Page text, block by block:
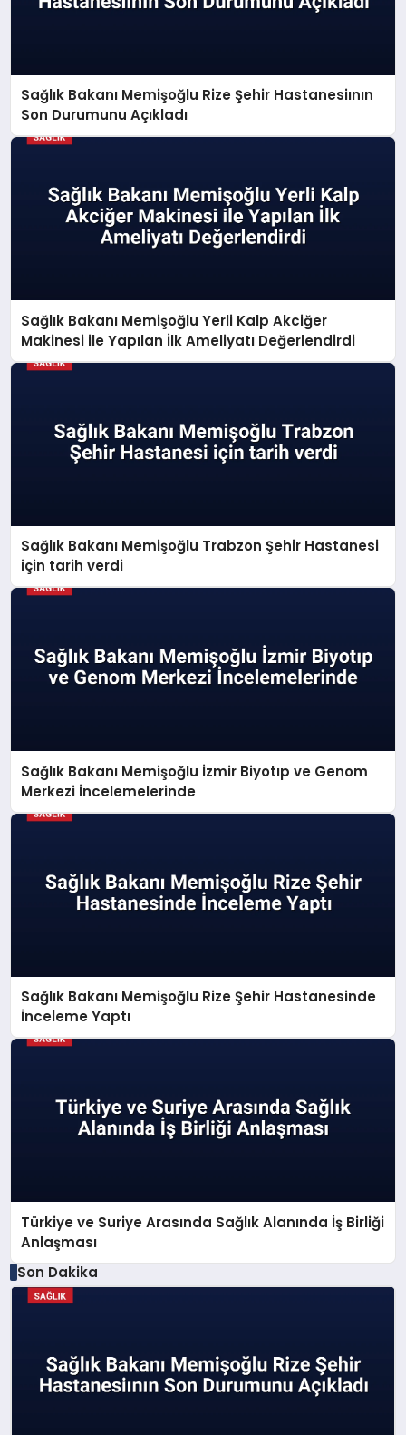
Sağlık Bakanı Memişoğlu Rize Şehir Hastanesiının
Son Durumunu Açıkladı
Sağlık Bakanı Memişoğlu Yerli Kalp Akciğer
Makinesi ile Yapılan İlk Ameliyatı Değerlendirdi
Sağlık Bakanı Memişoğlu Trabzon Şehir Hastanesi
için tarih verdi
Sağlık Bakanı Memişoğlu İzmir Biyotıp ve Genom
Merkezi İncelemelerinde
Sağlık Bakanı Memişoğlu Rize Şehir Hastanesinde
İnceleme Yaptı
Türkiye ve Suriye Arasında Sağlık Alanında İş Birliği
Anlaşması
Son Dakika